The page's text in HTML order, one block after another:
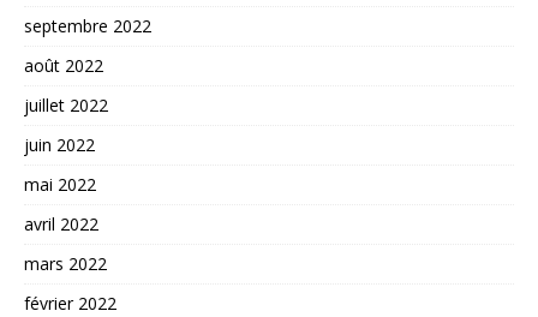
septembre 2022
août 2022
juillet 2022
juin 2022
mai 2022
avril 2022
mars 2022
février 2022